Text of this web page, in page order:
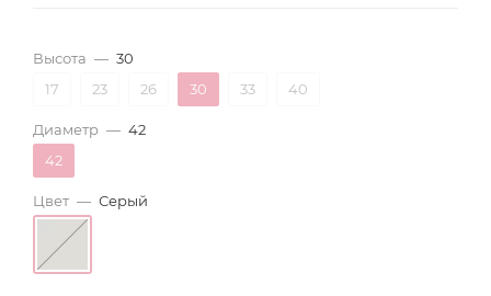
Высота — 30
17
23 26 30 33 40
Диаметр — 42
42
Цвет — Серый